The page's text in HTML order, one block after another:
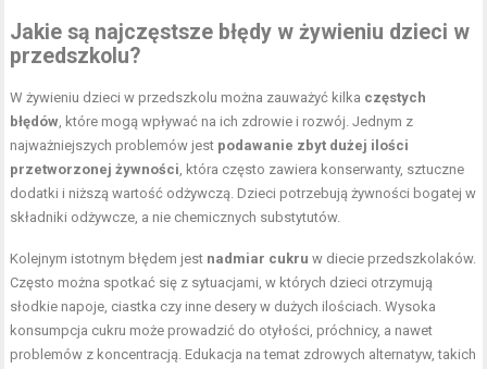
Jakie są najczęstsze błędy w żywieniu dzieci w
przedszkolu?
W żywieniu dzieci w przedszkolu można zauważyć kilka częstych
błędów, które mogą wpływać na ich zdrowie i rozwój. Jednym z
najważniejszych problemów jest podawanie zbyt dużej ilości
przetworzonej żywności, która często zawiera konserwanty, sztuczne
dodatki i niższą wartość odżywczą. Dzieci potrzebują żywności bogatej w
składniki odżywcze, a nie chemicznych substytutów.
Kolejnym istotnym błędem jest nadmiar cukru w diecie przedszkolaków.
Często można spotkać się z sytuacjami, w których dzieci otrzymują
słodkie napoje, ciastka czy inne desery w dużych ilościach. Wysoka
konsumpcja cukru może prowadzić do otyłości, próchnicy, a nawet
problemów z koncentracją. Edukacja na temat zdrowych alternatyw, takich